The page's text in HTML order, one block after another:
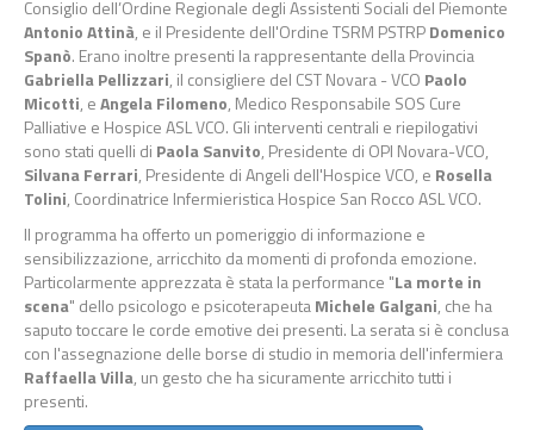
Consiglio dell’Ordine Regionale degli Assistenti Sociali del Piemonte
Antonio Attinà, e il Presidente dell'Ordine TSRM PSTRPDomenico
Spanò. Erano inoltre presenti la rappresentante della Provincia
Gabriella Pellizzari, il consigliere del CST Novara - VCO Paolo
Micotti, eAngela Filomeno, Medico Responsabile SOS Cure
Palliative e Hospice ASL VCO. Gli interventi centrali e riepilogativi
sono stati quelli di Paola Sanvito, Presidente di OPI Novara-VCO,
Silvana Ferrari, Presidente di Angeli dell'Hospice VCO, e Rosella
Tolini, Coordinatrice Infermieristica Hospice San Rocco ASL VCO.
Il programma ha offerto un pomeriggio di informazione e
sensibilizzazione, arricchito da momenti di profonda emozione.
Particolarmente apprezzata è stata la performance "La morte in
scena" dello psicologo e psicoterapeutaMichele Galgani, che ha
saputo toccare le corde emotive dei presenti. La serata si è conclusa
con l'assegnazione delle borse di studio in memoria dell'infermiera
Raffaella Villa, un gesto che ha sicuramente arricchito tutti i
presenti.